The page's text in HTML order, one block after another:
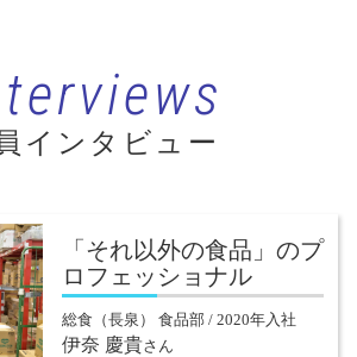
インタビュー
「それ以外の食品」のプ
ロフェッショナル
総食（長泉） 食品部 / 2020年入社
伊奈 慶貴さん